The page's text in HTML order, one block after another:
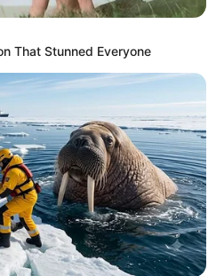
That Stunned Everyone